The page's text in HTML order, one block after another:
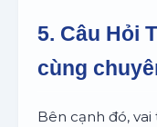
5. Câu Hỏi
cùng
Bên cạnh đó,